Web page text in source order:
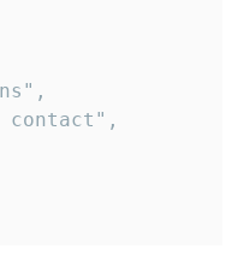
contact",